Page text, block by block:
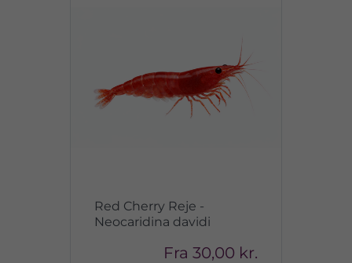
Red Cherry Reje -
Neocaridina davidi
Fra 30,00 kr.